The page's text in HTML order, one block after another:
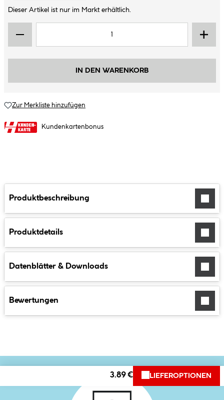
Dieser Artikel ist nur im Markt erhältlich.
IN DEN WARENKORB
Zur Merkliste hinzufügen
Kundenkartenbonus
Produktbeschreibung
Produktdetails
Datenblätter & Downloads
Bewertungen
3.89 € LIEFEROPTIONEN